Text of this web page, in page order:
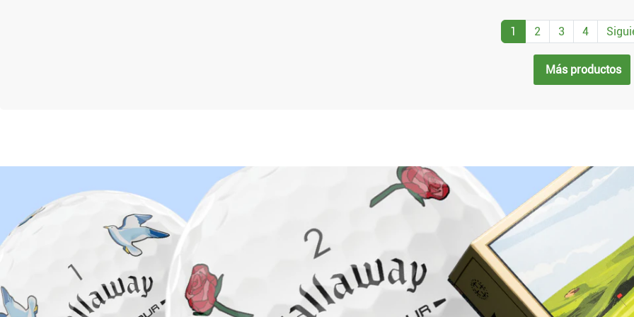
1 2 3 4
Más productos
¿Por qué comprar en Golf Brothers?